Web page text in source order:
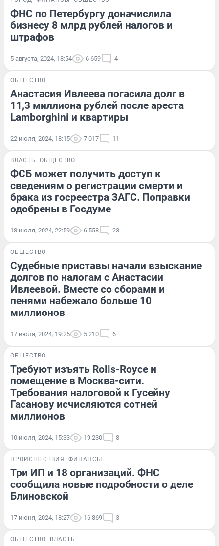
ФНС по Петербургу доначислила
бизнесу 8 млрд рублей налогов и
штрафов
5 августа, 2024, 18:54 6 659 4
ОБЩЕСТВО
Анастасия Ивлеева погасила долг в
11,3 миллиона рублей после ареста
Lamborghini и квартиры
22 июля, 2024, 18:15 7 017 11
ВЛАСТЬ ОБЩЕСТВО
ФСБ может получить доступ к
сведениям о регистрации смерти и
брака из госреестра ЗАГС. Поправки
одобрены в Госдуме
18 июля, 2024, 22:59 6 558 23
ОБЩЕСТВО
Судебные приставы начали взыскание
долгов по налогам с Анастасии
Ивлеевой. Вместе со сборами и
пенями набежало больше 10
миллионов
17 июля, 2024, 19:25 5 210 6
ОБЩЕСТВО
Требуют изъять Rolls-Royce и
помещение в Москва-сити.
Требования налоговой к Гусейну
Гасанову исчисляются сотней
миллионов
10 июля, 2024, 15:33 19 230 8
ПРОИСШЕСТВИЯ ФИНАНСЫ
Три ИП и 18 организаций. ФНС
сообщила новые подробности о деле
Блиновской
17 июня, 2024, 18:27 16 869 3
ОБЩЕСТВО ВЛАСТЬ